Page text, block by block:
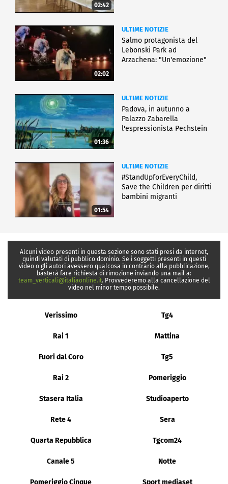
02:42
02:02
ULTIME NOTIZIE
Salmo protagonista del
Lebonski Park ad
Arzachena: "Un'emozione"
01:36
ULTIME NOTIZIE
Padova, in autunno a
Palazzo Zabarella
l'espressionista Pechstein
01:54
ULTIME NOTIZIE
#StandUpforEveryChild,
Save the Children per diritti
bambini migranti
Alcuni video presenti in questa sezione sono stati presi da internet,
quindi valutati di pubblico dominio. Se i soggetti presenti in questi
video o gli autori avessero qualcosa in contrario alla pubblicazione,
basterà fare richiesta di rimozione inviando una mail a:
team_verticali@italiaonline.it. Provvederemo alla cancellazione del
video nel minor tempo possibile.
Verissimo Tg4
Rai 1 Mattina
Fuori dal Coro Tg5
Rai 2 Pomeriggio
Stasera Italia Studioaperto
Rete 4 Sera
Quarta Repubblica Tgcom24
Canale 5 Notte
Pomeriggio Cinque Sport mediaset